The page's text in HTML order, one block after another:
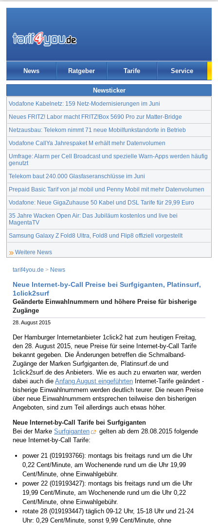
News Ratgeber Tarife Service
Newsticker
Vodafone Kabelnetz: 159 Netz-Modernisierungen im Juni
Neues FRITZ! Labor macht FRITZ!Box 5690 Pro zur Matter-Bridge
Netzausbau: Telekom nimmt 71 neue Mobilfunkstandorte in Betrieb
Vodafone CallYa Jahrespaket M erhält mehr Datenvolumen
Umfrage: Alarm per Cell Broadcast und spezielle Warn-Apps werden häufig
genutzt
Telekom baut 240.000 Glasfaseranschlüsse im Juni
Prepaid Basic Tarif von ja! mobil und Penny Mobil mit mehr Datenvolumen
Vodafone: Neue GigaZuhause 50 Kabel und DSL Tarife für 29,99 Euro
35 Jahre Wacken Open Air: Das Jubiläum kostenlos und live bei
MagentaTV
Samsung Galaxy Z Fold8 Ultra, Fold8 und Flip8 offiziell vorgestellt
Weitere News
tarif4you.de > News
Neue Internet-by-Call Preise bei Surfgiganten, Platinsurf,
1click2surf
Geänderte Einwahlnummern und höhere Preise für bisherige
Zugänge
28. August 2015
Der Hamburger Internetanbieter 1click2 hat zum heutigen Freitag,
den 28. August 2015, neue Preise für seine Internet-by-Call Tarife
bekannt gegeben. Die Änderungen betreffen die Schmalband-
Zugänge der Marken Surfgiganten.de, Platinsurf.de und
1click2surf.de des Anbieters. Wie es auch zu erwarten war, werden
dabei auch die Anfang August eingeführten Internet-Tarife geändert -
bisherige Einwahlnummern werden deutlich teurer. Die neuen Preise
über neue Einwahlnummern entsprechen teilweise den bisherigen
Angeboten, sind zum Teil allerdings auch etwas höher.
Neue Internet-by-Call Tarife bei Surfgiganten
Bei der Marke Surfgiganten
gelten ab dem 28.08.2015 folgende
neue Internet-by-Call Tarife:
power 21 (019193766): montags bis freitags rund um die Uhr
0,22 Cent/Minute, am Wochenende rund um die Uhr 19,99
Cent/Minute, ohne Einwahlgebühr.
power 22 (019193427): montags bis freitags rund um die Uhr
19,99 Cent/Minute, am Wochenende rund um die Uhr 0,22
Cent/Minute, ohne Einwahlgebühr.
rotate 28 (019193447) täglich 09-12 Uhr, 15-18 Uhr und 21-24
Uhr: 0,29 Cent/Minute, sonst 9,99 Cent/Minute, ohne